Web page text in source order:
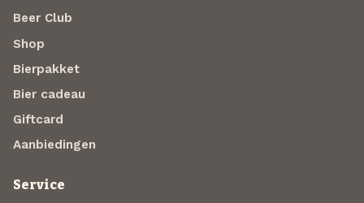
Beer Club
Shop
Bierpakket
Bier cadeau
Giftcard
Aanbiedingen
Service